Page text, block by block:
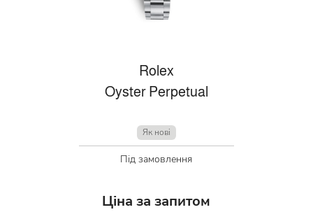
Rolex
Oyster Perpetual
Як нові
Під замовлення
Ціна за запитом